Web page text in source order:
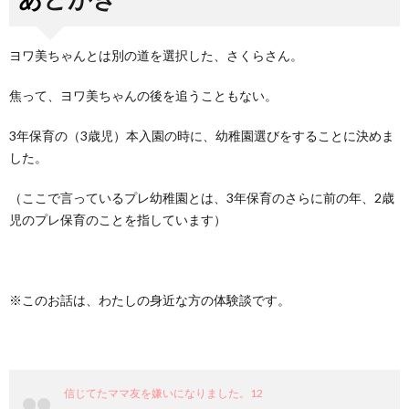
ヨワ美ちゃんとは別の道を選択した、さくらさん。
焦って、ヨワ美ちゃんの後を追うこともない。
3年保育の（3歳児）本入園の時に、幼稚園選びをすることに決めま
した。
（ここで言っているプレ幼稚園とは、3年保育のさらに前の年、2歳
児のプレ保育のことを指しています）
※このお話は、わたしの身近な方の体験談です。
信じてたママ友を嫌いになりました。12